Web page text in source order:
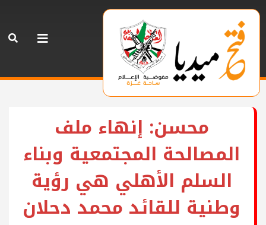
محسن: إنهاء ملف
المصالحة المجتمعية وبناء
السلم الأهلي هي رؤية
وطنية للقائد محمد دحلان